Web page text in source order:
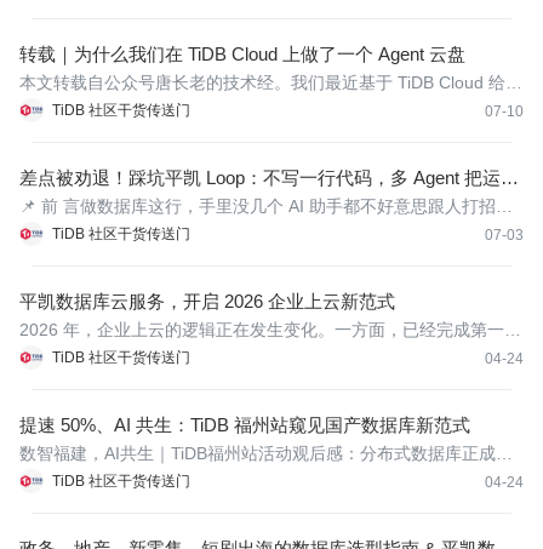
转载｜为什么我们在 TiDB Cloud 上做了一个 Agent 云盘
TiDB 社区干货传送门 07-10
本文转载自公众号唐长老的技术经。我们最近基于 TiDB Cloud 给 A
I Agent 做了一个云盘，叫 drive9。它的目标很简单：给每一个 Age
差点被劝退！踩坑平凯 Loop：不写一行代码，多 Agent 把运维
干成流水线
TiDB 社区干货传送门 07-03
📌 前 言做数据库这行，手里没几个 AI 助手都不好意思跟人打招
呼。我一直在借助各类大模型处理日常工作。优化慢SQL、排查集
平凯数据库云服务，开启 2026 企业上云新范式
TiDB 社区干货传送门 04-24
2026 年，企业上云的逻辑正在发生变化。一方面，已经完成第一次
上云的客户，面临成本与可控性的重新审视——续费价格上涨、资
提速 50%、AI 共生：TiDB 福州站窥见国产数据库新范式
TiDB 社区干货传送门 04-24
数智福建，AI共生｜TiDB福州站活动观后感：分布式数据库正成为
产业升级核心引擎作者： ShunWah 公众号： "shunwah星辰数智